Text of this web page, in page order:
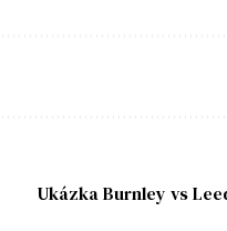
Ukázka Burnley vs